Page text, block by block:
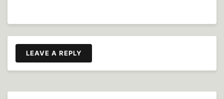
LEAVE A REPLY